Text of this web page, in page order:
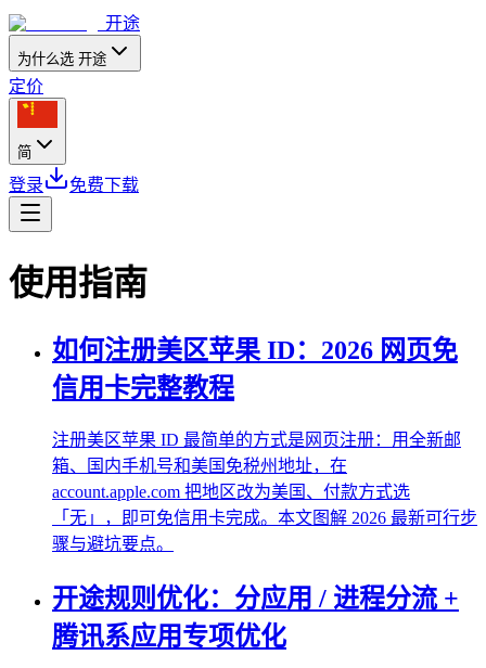
开途
为什么选 开途
定价
简
登录 免费下载
使用指南
如何注册美区苹果 ID：2026 网页免
信用卡完整教程
注册美区苹果 ID 最简单的方式是网页注册：用全新邮
箱、国内手机号和美国免税州地址，在
account.apple.com 把地区改为美国、付款方式选
「无」，即可免信用卡完成。本文图解 2026 最新可行步
骤与避坑要点。
开途规则优化：分应用 / 进程分流 +
腾讯系应用专项优化